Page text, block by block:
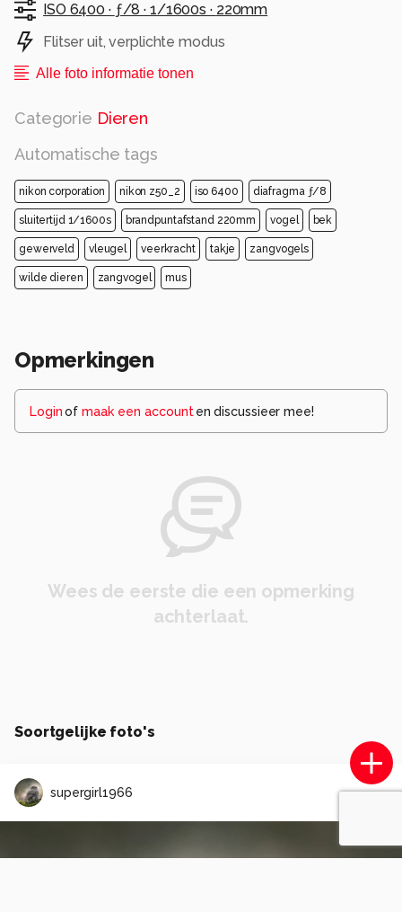
ISO 6400 · ƒ/8 · 1/1600s · 220mm
Flitser uit, verplichte modus
Alle foto informatie tonen
Categorie Dieren
Automatische tags
nikon corporation nikon z50_2 iso 6400 diafragma ƒ/8
sluitertijd 1/1600s brandpuntafstand 220mm vogel bek
gewerveld vleugel veerkracht takje zangvogels
wilde dieren zangvogel mus
Opmerkingen
Loginof maak een account en discussieer mee!
Wees de eerste die een opmerking
achterlaat.
Soortgelijke foto's
supergirl1966